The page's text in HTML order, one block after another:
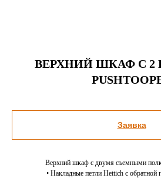
ВЕРХНИЙ ШКАФ C
Заявка
Верхний шкаф с двумя съемными
• Накладные петли Hettich с